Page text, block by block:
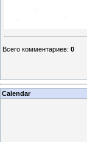
Всего комментариев: 0
Calendar